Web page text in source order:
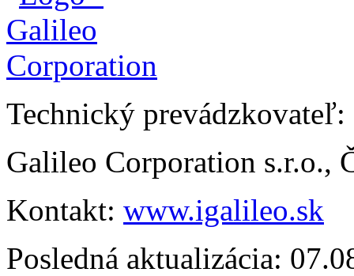
Technický prevádzkovateľ:
Galileo Corporation s.r.o.,
Kontakt: www.igalileo.sk
Posledná aktualizácia: